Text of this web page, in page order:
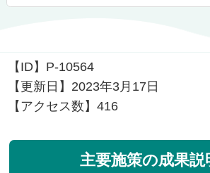
【ID】 P-10564
【更新日】 2023年3月17日
【アクセス数】416
主要施策の成果説